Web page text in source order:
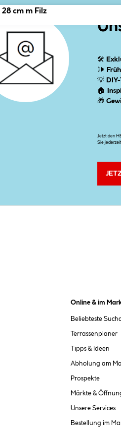
28 cm m Filz
🛠
🕪
💡
🏠
🎁
Jetzt den
Sie
Online & im
Beliebteste
Terrassenplaner
Tipps & Ideen
Abholung am
Prospekte
Märkte &
Unsere Services
Bestellung im